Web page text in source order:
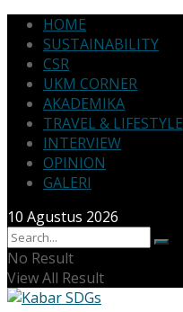
HOME
SUSTAINABILITY
CSR
UKM CORNER
AKADEMIKA
TRAVEL & LIFESTYLE
INTERVIEW
OPINION
GALERI
10 Agustus 2026
No Result
View All Result